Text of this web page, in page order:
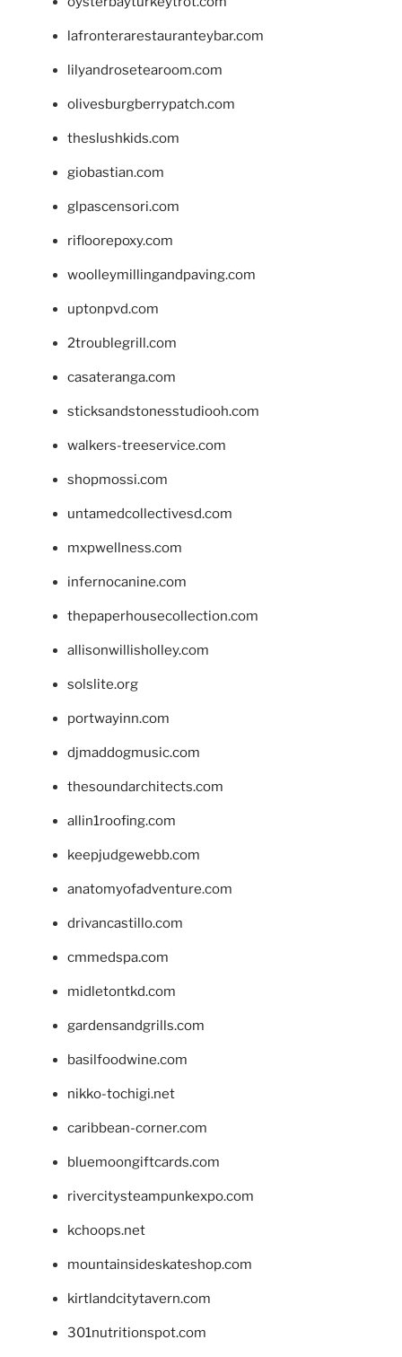
lafronterarestauranteybar.com
lilyandrosetearoom.com
olivesburgberrypatch.com
theslushkids.com
giobastian.com
glpascensori.com
rifloorepoxy.com
woolleymillingandpaving.com
uptonpvd.com
2troublegrill.com
casateranga.com
sticksandstonesstudiooh.com
walkers-treeservice.com
shopmossi.com
untamedcollectivesd.com
mxpwellness.com
infernocanine.com
thepaperhousecollection.com
allisonwillisholley.com
solslite.org
portwayinn.com
djmaddogmusic.com
thesoundarchitects.com
allin1roofing.com
keepjudgewebb.com
anatomyofadventure.com
drivancastillo.com
cmmedspa.com
midletontkd.com
gardensandgrills.com
basilfoodwine.com
nikko-tochigi.net
caribbean-corner.com
bluemoongiftcards.com
rivercitysteampunkexpo.com
kchoops.net
mountainsideskateshop.com
kirtlandcitytavern.com
301nutritionspot.com